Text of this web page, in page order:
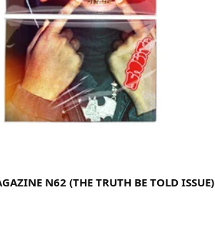
N62 (THE TRUTH BE TOLD ISSUE)